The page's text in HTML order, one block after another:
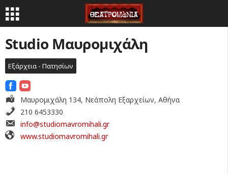
Studio Μαυρομιχάλη
Εξάρχεια - Πατησίων
Μαυρομιχάλη 134, Νεάπολη Εξαρχείων, Αθήνα
210 6453330
info@studiomavromihali.gr
www.studiomavromihali.gr